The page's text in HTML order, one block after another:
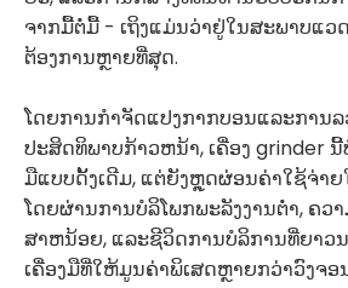
ຈາກມື້ຕໍ່ມື້ - ເຖິງແມ່ນວ່າຢູ່ໃນສະພາບແ
ຕ້ອງການຫຼາຍທີ່ສຸດ.
ໂດຍການກໍາຈັດແປງກາກບອນແລະການລ
ປະສິດທິພາບກ້າວຫນ້າ, ເຄື່ອງ grinder
ມືແບບດັ້ງເດີມ, ແຕ່ຍັງຫຼຸດຜ່ອນຄ່າໃຊ້ຈ່າຍ
ໂດຍຜ່ານການບໍລິໂພກພະລັງງານຕ່ໍາ, ຄວ
ສາຫນ້ອຍ, ແລະຊີວິດການບໍລິການທີ່ຍາວ
ເຄື່ອງມືທີ່ໃຫ້ມູນຄ່າພິເສດຫຼາຍກວ່າວົງຈ